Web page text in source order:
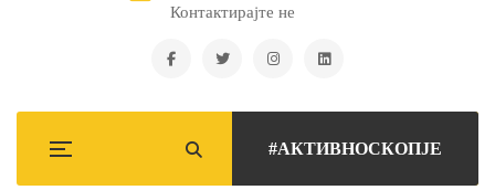
Контактирајте не
#АКТИВНОСКОПЈЕ